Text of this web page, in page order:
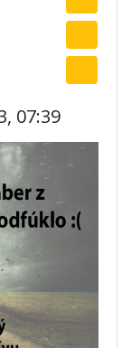
07:39